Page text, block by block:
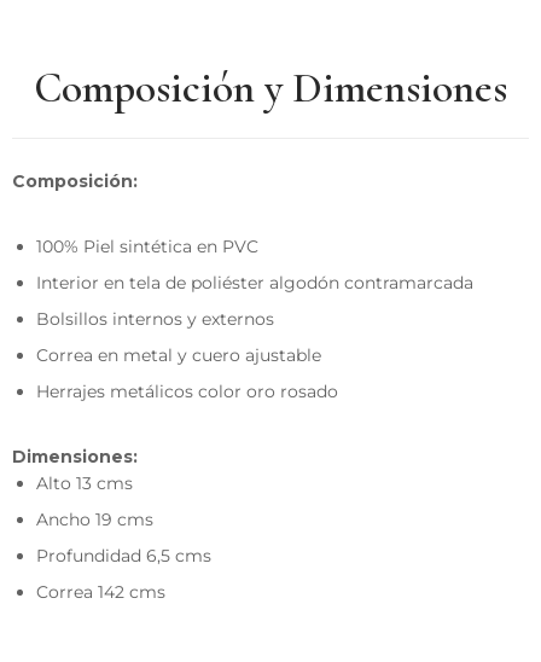
Composición y Dimensiones
Composición:
100% Piel sintética en PVC
Interior en tela de poliéster algodón contramarcada
Bolsillos internos y externos
Correa en metal y cuero ajustable
Herrajes metálicos color oro rosado
Dimensiones:
Alto 13 cms
Ancho 19 cms
Profundidad 6,5 cms
Correa 142 cms